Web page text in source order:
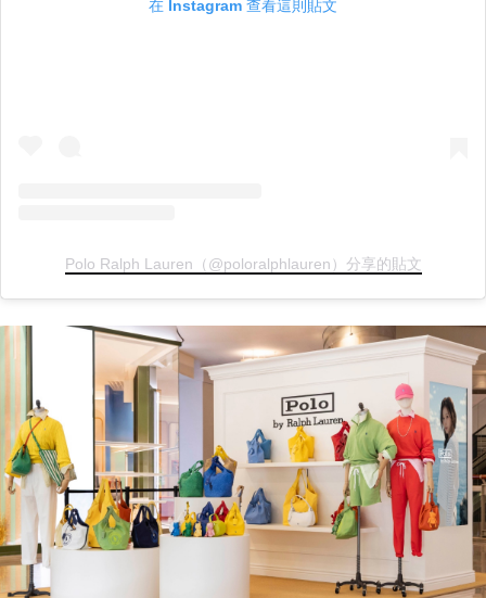
在 Instagram 查看這則貼文
Polo Ralph Lauren（@poloralphlauren）分享的貼文